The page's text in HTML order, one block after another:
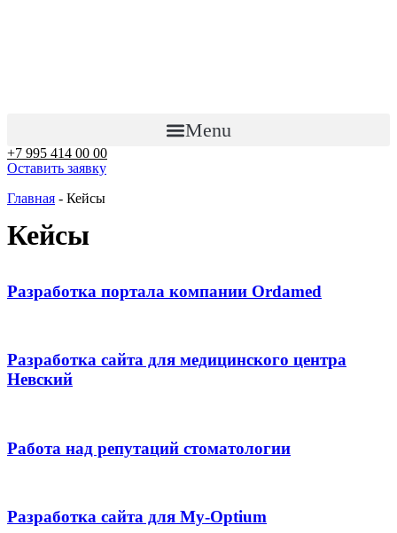
Menu
+7 995 414 00 00
Оставить заявку
Главная - Кейсы
Кейсы
Разработка портала компании Ordamed
Разработка сайта для медицинского центра
Невский
Работа над репутаций стоматологии
Разработка cайта для My-Optium